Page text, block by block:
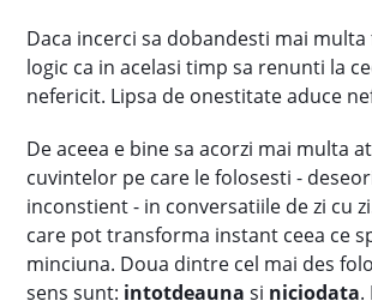
Daca incerci sa dobandesti mai
logic ca in acelasi timp sa renunti la
nefericit. Lipsa de onestitate aduce
De aceea e bine sa acorzi mai multa
cuvintelor pe care le folosesti -
inconstient - in conversatiile de zi cu
care pot transforma instant ceea ce
minciuna. Doua dintre cel mai des
sens sunt: intotdeaunasi niciodata.